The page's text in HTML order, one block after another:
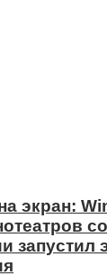
экран:
запустил